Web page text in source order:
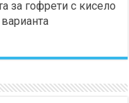
за гофрети с кисело